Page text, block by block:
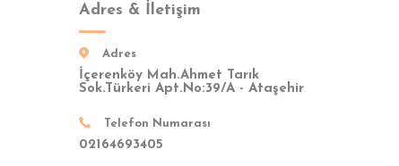
Adres & İletişim
Adres
İçerenköy Mah.Ahmet Tarık
Sok.Türkeri Apt.No:39/A - Ataşehir
Telefon Numarası
02164693405